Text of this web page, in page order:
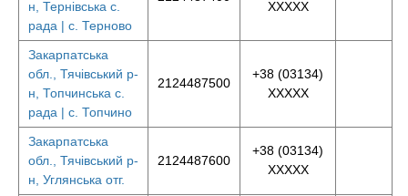
н, Тернівська с.
рада | с. Терново
XXXXX
Закарпатська
обл., Тячівський р-
н, Топчинська с.
рада | с. Топчино
2124487500
+38 (03134)
XXXXX
Закарпатська
обл., Тячівський р-
н, Углянська отг.
2124487600
+38 (03134)
XXXXX